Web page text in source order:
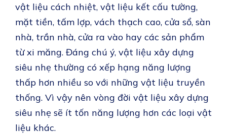
vật liệu cách nhiệt, vật liệu kết cấu tường,
mặt tiền, tấm lợp, vách thạch cao, cửa sổ, sàn
nhà, trần nhà, cửa ra vào hay các sản phẩm
từ xi măng. Đáng chú ý, vật liệu xây dựng
siêu nhẹ thường có xếp hạng năng lượng
thấp hơn nhiều so với những vật liệu truyền
thống. Vì vậy nên vòng đời vật liệu xây dựng
siêu nhẹ sẽ ít tốn năng lượng hơn các loại vật
liệu khác.